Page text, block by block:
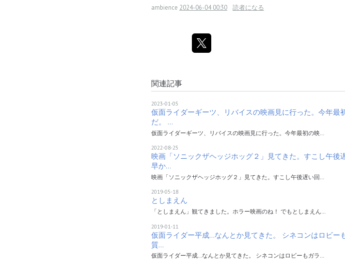
ambience 2024-06-04 00:30 読者になる
関連記事
2023-01-05
仮面ライダーギーツ、リバイスの映画見に行った。今年最
だ。 …
仮面ライダーギーツ、リバイスの映画見に行った。今年最初の映…
2022-08-25
映画「ソニックザヘッジホッグ２」見てきた。すこし午後
早か…
映画「ソニックザヘッジホッグ２」見てきた。すこし午後遅い回…
2019-05-18
としまえん
「としまえん」観てきました。ホラー映画のね！ でもとしまえん…
2019-01-11
仮面ライダー平成…なんとか見てきた。 シネコンはロビ
質…
仮面ライダー平成…なんとか見てきた。 シネコンはロビーもガラ…